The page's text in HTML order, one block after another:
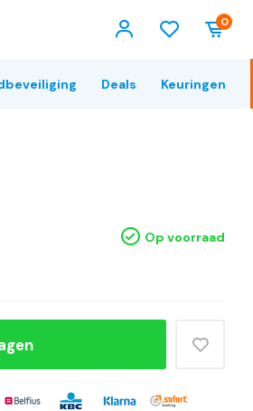
0
Deals Keuringen
Op voorraad